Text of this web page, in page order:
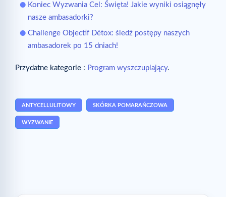
Koniec Wyzwania Cel: Święta! Jakie wyniki osiągnęły
nasze ambasadorki?
Challenge Objectif Détox: śledź postępy naszych
ambasadorek po 15 dniach!
Przydatne kategorie : Program wyszczuplający.
ANTYCELLULITOWY SKÓRKA POMARAŃCZOWA
WYZWANIE